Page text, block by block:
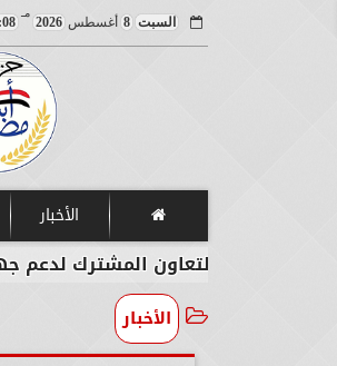
السبت 8 أغسطس2026
مـ
الأخبار
التعاون المشترك لدعم جهود التنمية
الأخبار